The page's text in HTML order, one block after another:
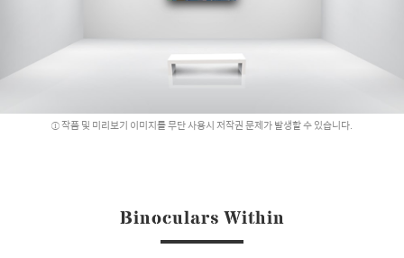
작품 및 미리보기 이미지를 무단 사용시 저작권 문제가 발생할 수 있습니다.
Binoculars Within